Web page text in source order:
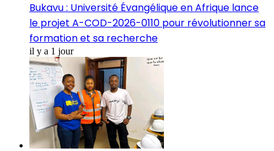
Bukavu : Université Évangélique en Afrique lance
le projet A-COD-2026-0110 pour révolutionner sa
formation et sa recherche
il y a 1 jour